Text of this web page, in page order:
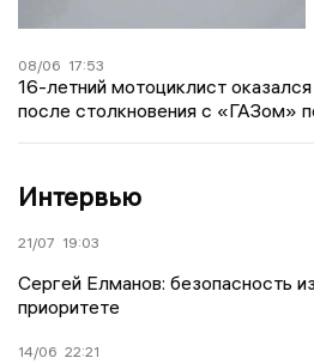
08/06 17:53
16-летний мотоциклист
после столкновения с «ГАЗом»
Интервью
21/07 19:03
Сергей Елманов: безопасность
приоритете
14/06 22:21